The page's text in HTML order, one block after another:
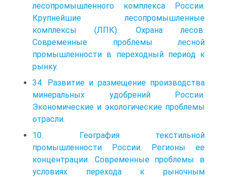
лесопромышленного комплекса России.
Крупнейшие лесопромышленные
комплексы (ЛПК). Охрана лесов.
Современные проблемы лесной
промышленности в переходный период к
рынку.
34. Развитие и размещение производства
минеральных удобрений России.
Экономические и экологические проблемы
отрасли.
10. География текстильной
промышленности России. Регионы ее
концентрации. Современные проблемы в
условиях перехода к рыночным